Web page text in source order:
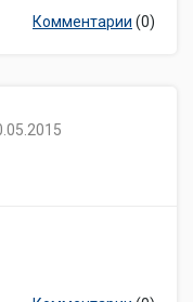
Комментарии (0)